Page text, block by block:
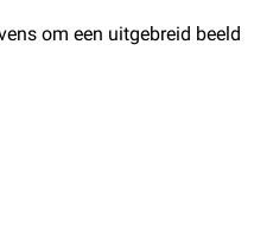
om een uitgebreid beeld